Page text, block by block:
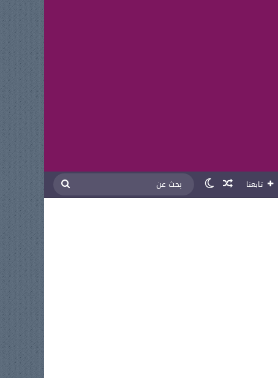
تابعنا مقال عشوائي
الوضع المظلم
بحث